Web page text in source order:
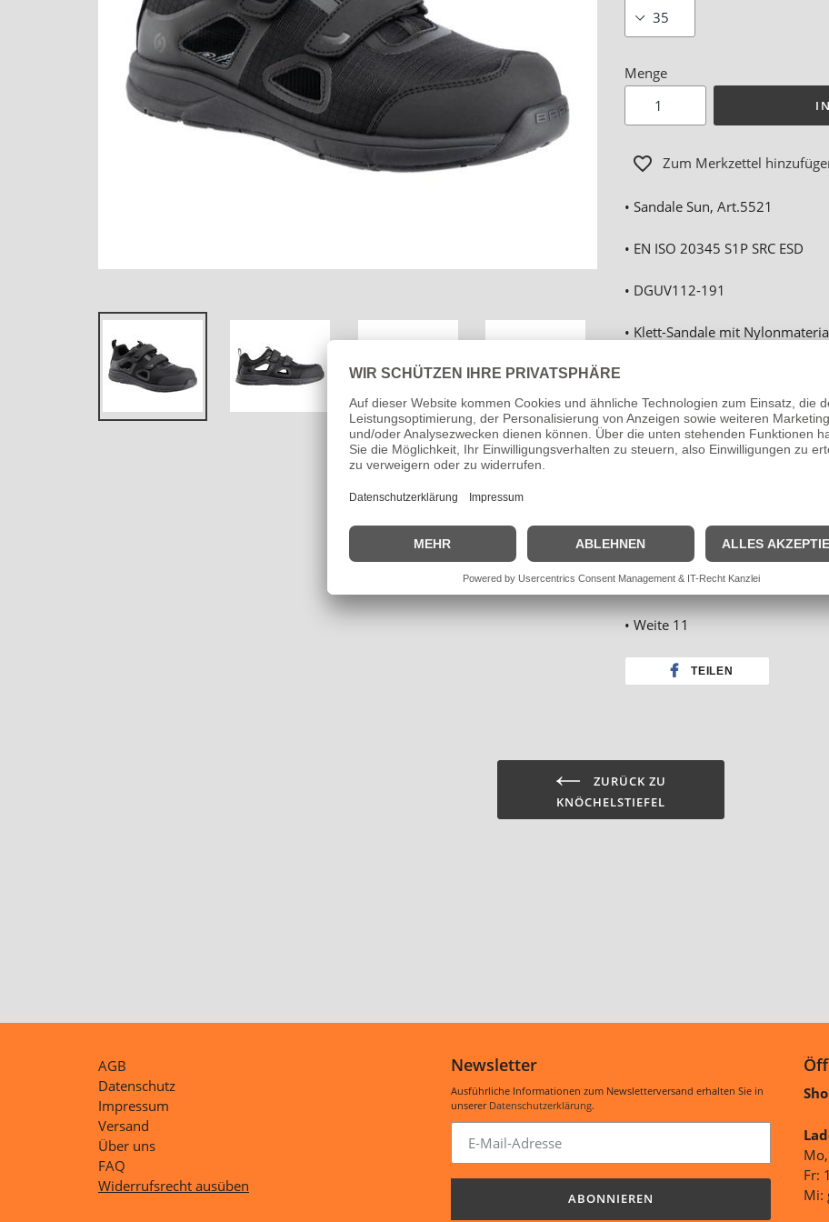
Menge
Zum Merkzettel
• Sandale Sun, Art.5521
• EN ISO 20345 S1P SRC ESD
• DGUV112-191
• Klett-Sandale mit
• Baak®go&relax-System
• Composite-Flexkappe
• EVA/Nitril-Sohle;
• Gr.35-48
• Weite 11
TEILEN
ZURÜCK ZU
KNÖCHELSTIEFEL
AGB
Datenschutz
Impressum
Versand
Über uns
FAQ
Widerrufsrecht ausüben
Newsletter
Ausführliche Informationen zum Newsletterversand erhalten Sie in
unserer Datenschutzerklärung.
ABONNIEREN
Fr:
Mi: